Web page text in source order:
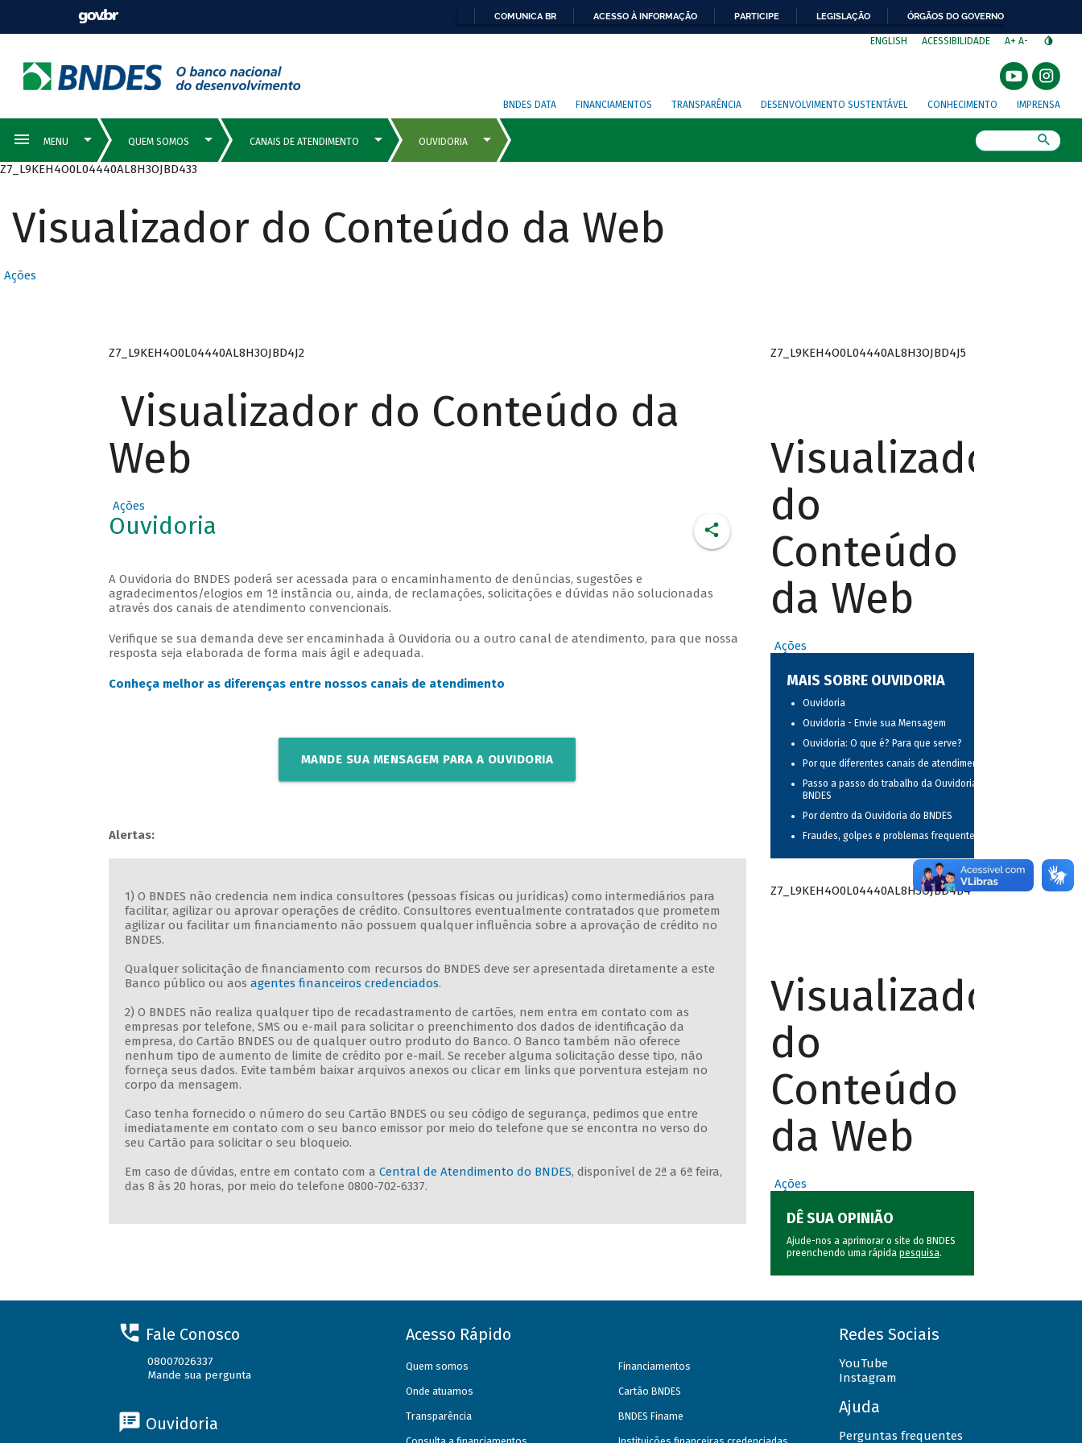
COMUNICA BR ACESSO À INFORMAÇÃO PARTICIPE LEGISLAÇÃO ÓRGÃOS DO GOVERNO
ENGLISH ACESSIBILIDADE A+ A-
BNDES DATA FINANCIAMENTOS TRANSPARÊNCIA DESENVOLVIMENTO SUSTENTÁVEL CONHECIMENTO IMPRENSA
Z7_L9KEH4O0L04440AL8H3OJBD433
Visualizador do Conteúdo da Web
Ações
Z7_L9KEH4O0L04440AL8H3OJBD4J2
Visualizador do Conteúdo da
Web
Ações
Ouvidoria
A Ouvidoria do BNDES poderá ser acessada para o encaminhamento de denúncias, sugestões e
agradecimentos/elogios em 1ª instância ou, ainda, de reclamações, solicitações e dúvidas não solucionadas
através dos canais de atendimento convencionais.
Verifique se sua demanda deve ser encaminhada à Ouvidoria ou a outro canal de atendimento, para que nossa
resposta seja elaborada de forma mais ágil e adequada.
Conheça melhor as diferenças entre nossos canais de atendimento
MANDE SUA MENSAGEM PARA A OUVIDORIA
Alertas:
1) O BNDES não credencia nem indica consultores (pessoas físicas ou jurídicas) como intermediários para
facilitar, agilizar ou aprovar operações de crédito. Consultores eventualmente contratados que prometem
agilizar ou facilitar um financiamento não possuem qualquer influência sobre a aprovação de crédito no
BNDES.
Qualquer solicitação de financiamento com recursos do BNDES deve ser apresentada diretamente a este
Banco público ou aos agentes financeiros credenciados.
2) O BNDES não realiza qualquer tipo de recadastramento de cartões, nem entra em contato com as
empresas por telefone, SMS ou e-mail para solicitar o preenchimento dos dados de identificação da
empresa, do Cartão BNDES ou de qualquer outro produto do Banco. O Banco também não oferece
nenhum tipo de aumento de limite de crédito por e-mail. Se receber alguma solicitação desse tipo, não
forneça seus dados. Evite também baixar arquivos anexos ou clicar em links que porventura estejam no
corpo da mensagem.
Caso tenha fornecido o número do seu Cartão BNDES ou seu código de segurança, pedimos que entre
imediatamente em contato com o seu banco emissor por meio do telefone que se encontra no verso do
seu Cartão para solicitar o seu bloqueio.
Em caso de dúvidas, entre em contato com a Central de Atendimento do BNDES, disponível de 2ª a 6ª feira,
das 8 às 20 horas, por meio do telefone 0800-702-6337.
Z7_L9KEH4O0L04440AL8H3OJBD4J5
Visualizador
do
Conteúdo
da Web
Ações
MAIS SOBRE OUVIDORIA
Ouvidoria
Ouvidoria - Envie sua Mensagem
Ouvidoria: O que é? Para que serve?
Por que diferentes canais de atendimento?
Passo a passo do trabalho da Ouvidoria do
BNDES
Por dentro da Ouvidoria do BNDES
Fraudes, golpes e problemas frequentes
Z7_L9KEH4O0L04440AL8H3OJBD4B4
Visualizador
do
Conteúdo
da Web
Ações
DÊ SUA OPINIÃO
Ajude-nos a aprimorar o site do BNDES
preenchendo uma rápida pesquisa.
Fale Conosco
08007026337
Mande sua pergunta
Ouvidoria
Acesso Rápido
Quem somos
Onde atuamos
Transparência
Financiamentos
Cartão BNDES
BNDES Finame
Redes Sociais
YouTube
Instagram
Ajuda
Perguntas frequentes